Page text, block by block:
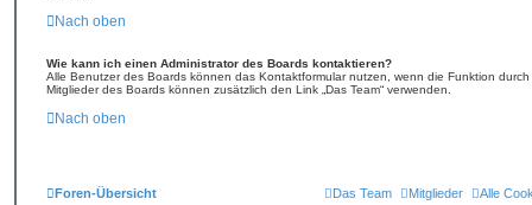
Nach oben
Wie kann ich einen Administrator des Boards kontaktieren?
Alle Benutzer des Boards können das Kontaktformular nutzen, wenn die Funktion
Mitglieder des Boards können zusätzlich den Link „Das Team“ verwenden.
Nach oben
Foren-Übersicht Alle
Mitglieder
Das Team